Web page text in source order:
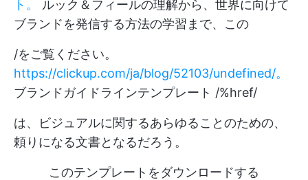
ト。 ルック＆フィールの理解から、世界に向けて
ブランドを発信する方法の学習まで、この
/をご覧ください。
https://clickup.com/ja/blog/52103/undefined/。
ブランドガイドラインテンプレート /%href/
は、ビジュアルに関するあらゆることのための、
頼りになる文書となるだろう。
このテンプレートをダウンロードする